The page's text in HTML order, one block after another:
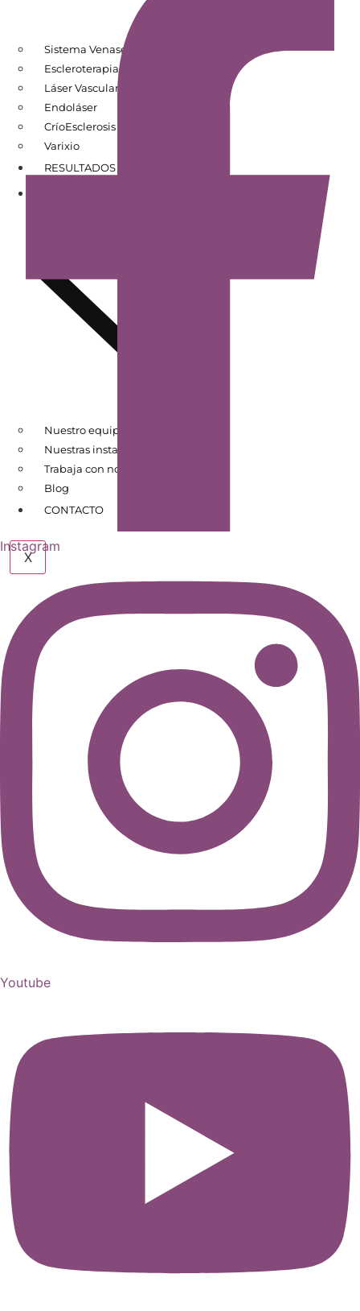
Sistema Venaseal
Escleroterapia
Láser Vascular
Endoláser
CríoEsclerosis
Varixio
RESULTADOS DE PACIENTES
Nuestro equipo
Nuestras instalaciones
Trabaja con nosotros
Blog
CONTACTO
X
Instagram
Youtube